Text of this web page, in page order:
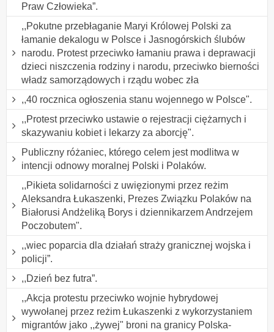
Praw Człowieka”.
,,Pokutne przebłaganie Maryi Królowej Polski za
łamanie dekalogu w Polsce i Jasnogórskich ślubów
narodu. Protest przeciwko łamaniu prawa i deprawacji
dzieci niszczenia rodziny i narodu, przeciwko bierności
władz samorządowych i rządu wobec zła
,,40 rocznica ogłoszenia stanu wojennego w Polsce".
,,Protest przeciwko ustawie o rejestracji ciężarnych i
skazywaniu kobiet i lekarzy za aborcję".
Publiczny różaniec, którego celem jest modlitwa w
intencji odnowy moralnej Polski i Polaków.
,,Pikieta solidarności z uwięzionymi przez reżim
Aleksandra Łukaszenki, Prezes Związku Polaków na
Białorusi Andżeliką Borys i dziennikarzem Andrzejem
Poczobutem".
,,wiec poparcia dla działań straży granicznej wojska i
policji”.
,,Dzień bez futra”.
,,Akcja protestu przeciwko wojnie hybrydowej
wywołanej przez reżim Łukaszenki z wykorzystaniem
migrantów jako ,,żywej" broni na granicy Polska-